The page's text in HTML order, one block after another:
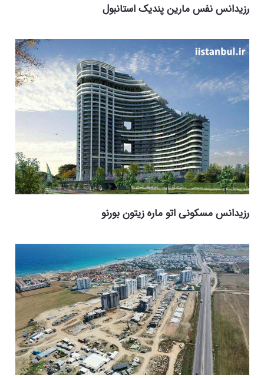
رزیدانس نفس مارین پندیک استانبول
رزیدانس مسکونی اتو ماره زیتون بورنو